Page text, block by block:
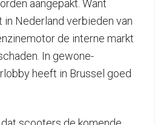
aangepakt. Want
in Nederland verbieden van
de interne markt
In gewone-
heeft in Brussel goed